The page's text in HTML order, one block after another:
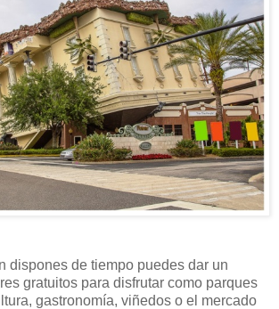
dispones de tiempo puedes dar un
gratuitos para disfrutar como parques
gastronomía, viñedos o el mercado